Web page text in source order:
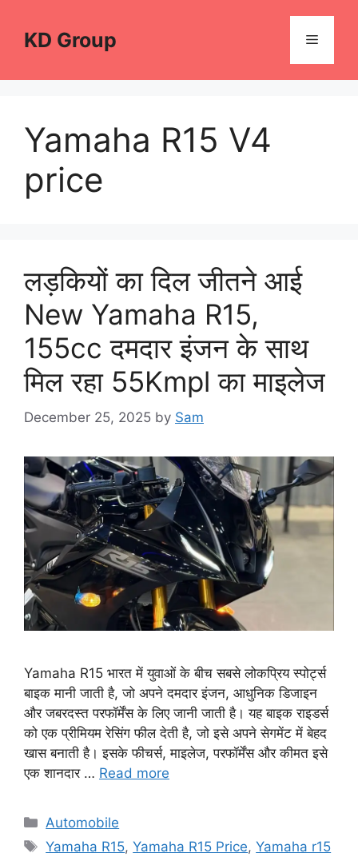
contentKD Group Menu
Yamaha R15 V4
price
लड़कियों का दिल जीतने आई
New Yamaha R15,
155cc दमदार इंजन के साथ
मिल रहा 55Kmpl का माइलेज
December 25, 2025 by Sam
Yamaha R15 भारत में युवाओं के बीच सबसे लोकप्रिय स्पोर्ट्स
बाइक मानी जाती है, जो अपने दमदार इंजन, आधुनिक डिजाइन
और जबरदस्त परफॉर्मेंस के लिए जानी जाती है। यह बाइक राइडर्स
को एक प्रीमियम रेसिंग फील देती है, जो इसे अपने सेगमेंट में बेहद
खास बनाती है। इसके फीचर्स, माइलेज, परफॉर्मेंस और कीमत इसे
एक शानदार … Read more
Categories
Automobile
Tags
Yamaha R15,Yamaha R15 Price,Yamaha r15